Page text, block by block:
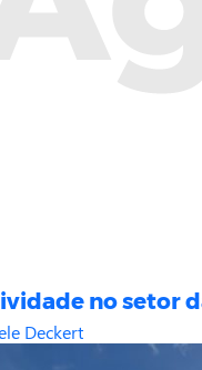
no setor
Deckert